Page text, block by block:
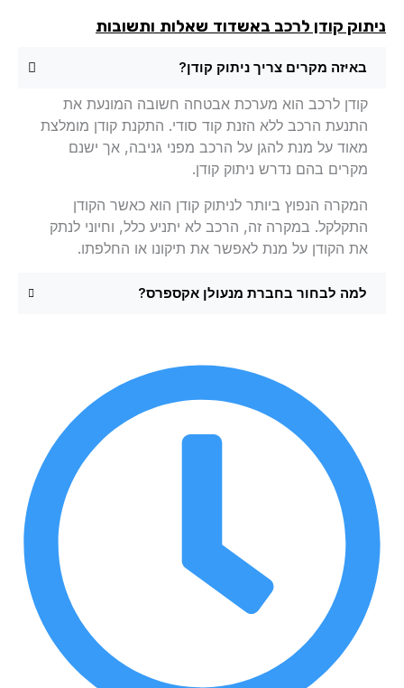
קודן לרכב באשדודשאלות ותשובות
באיזה מקרים צריך ניתוק קודן?
קודן לרכב הוא מערכת אבטחה חשובה המונעת את
התנעת הרכב ללא הזנת קוד סודי. התקנת קודן מומלצת
מאוד על מנת להגן על הרכב מפני גניבה, אך ישנם
מקרים בהם נדרש ניתוק קודן.
המקרה הנפוץ ביותר לניתוק קודן הוא כאשר הקודן
התקלקל. במקרה זה, הרכב לא יתניע כלל, וחיוני לנתק
את הקודן על מנת לאפשר את תיקונו או החלפתו.
למה לבחור בחברת מנעולן אקספרס?